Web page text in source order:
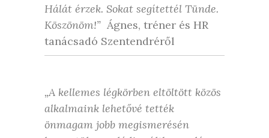
Hálát érzek. Sokat segítettél Tünde.
Köszönöm!” Ágnes, tréner és HR
tanácsadó Szentendréről
„A kellemes légkörben eltöltött közös
alkalmaink lehetővé tették
önmagam jobb megismerésén